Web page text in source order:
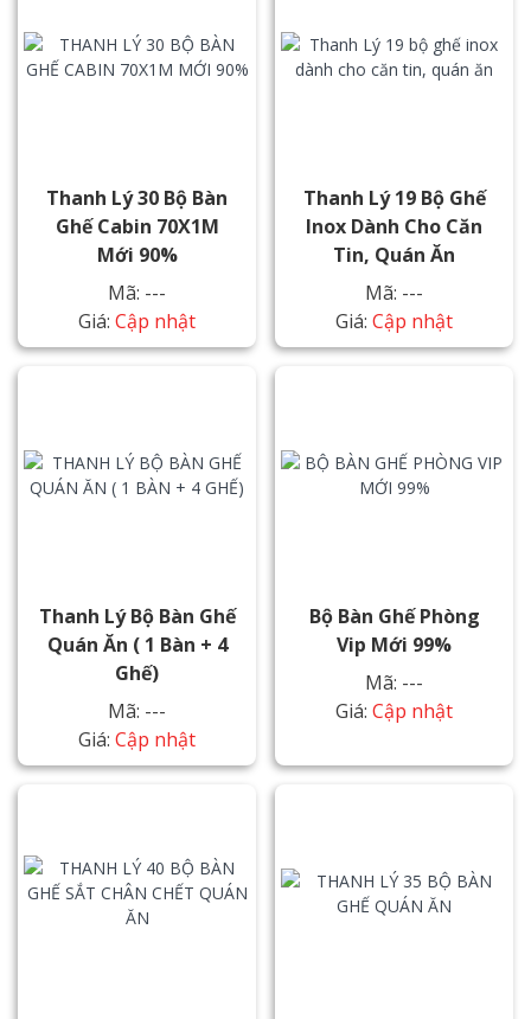
Thanh Lý 30 Bộ Bàn
Ghế Cabin 70X1M
Mới 90%
Mã: ---
Giá: Cập nhật
Thanh Lý 19 Bộ Ghế
Inox Dành Cho Căn
Tin, Quán Ăn
Mã: ---
Giá: Cập nhật
Thanh Lý Bộ Bàn Ghế
Quán Ăn ( 1 Bàn + 4
Ghế)
Mã: ---
Giá: Cập nhật
Bộ Bàn Ghế Phòng
Vip Mới 99%
Mã: ---
Giá: Cập nhật